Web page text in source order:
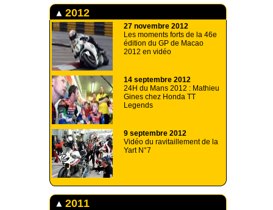
2012
27 novembre 2012
Les moments forts de la 46e
édition du GP de Macao
2012 en vidéo
14 septembre 2012
24H du Mans 2012 : Mathieu
Gines chez Honda TT
Legends
9 septembre 2012
Vidéo du ravitaillement de la
Yart N°7
2011